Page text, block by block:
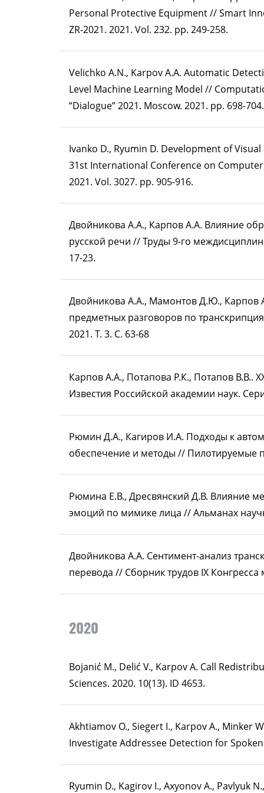
Personal Protective Equipment // Smart
ZR-2021. 2021. Vol. 232. pp. 249-258.
Velichko A.N., Karpov A.A. Automatic
Level Machine Learning Model //
“Dialogue” 2021. Moscow. 2021. pp. 698-704.
Ivanko D., Ryumin D. Development of
31st International Conference on
2021. Vol. 3027. pp. 905-916.
Двойникова А.А., Карпов А.А. Влияние
русской речи // Труды 9-го
17-23.
Двойникова А.А., Мамонтов Д.Ю., Карпов
предметных разговоров по
2021. Т. 3. С. 63-68
Карпов А.А., Потапова Р.К., Потапов В.В..
Известия Российской академии наук.
Рюмин Д.А., Кагиров И.А. Подходы к
обеспечение и методы // Пилотируемые
Рюмина Е.В., Дресвянский Д.В. Влияние
эмоций по мимике лица // Альманах
Двойникова А.А. Сентимент-анализ
перевода // Сборник трудов IX
2020
Bojanić M., Delić V., Karpov A. Call
Sciences. 2020. 10(13). ID 4653.
Akhtiamov O., Siegert I., Karpov A., Minker
Investigate Addressee Detection for
Ryumin D., Kagirov I., Axyonov A., Pavlyuk